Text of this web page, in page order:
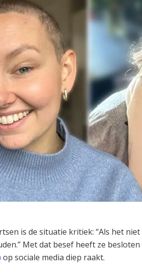
is de situatie kritiek: “Als het
Met dat besef heeft ze
op sociale media diep raakt.